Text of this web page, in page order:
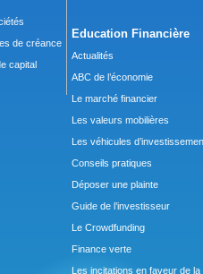
de créance
capital
Education Financière
Actualités
ABC de l’économie
Le marché financier
Les valeurs mobilières
Les véhicules
Conseils pratiques
Déposer une plainte
Guide de l’investisseur
Le Crowdfunding
Finance verte
Les incitations en faveur de la